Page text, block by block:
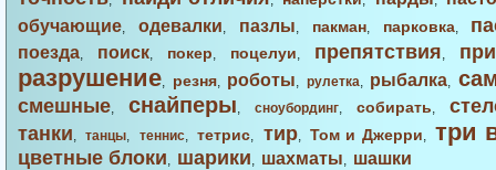
обучающие, одевалки, пазлы, пакман, парковка,
поезда, поиск, покер, поцелуи, препятствия,
разрушение, резня, роботы, рулетка, рыбалка,
смешные, снайперы, сноубординг, собирать,
танки,танцы, теннис,тетрис, тир,Том и Джерри, три
цветные блоки, шарики, шахматы, шашки